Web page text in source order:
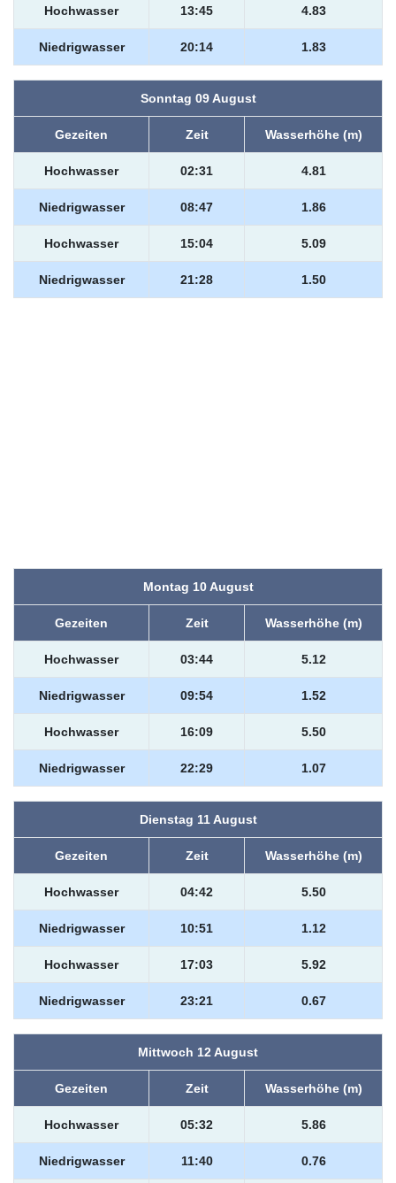
Hochwasser 13:45 4.83
Niedrigwasser 20:14 1.83
Sonntag 09 August
Gezeiten Zeit Wasserhöhe (m)
Hochwasser 02:31 4.81
Niedrigwasser 08:47 1.86
Hochwasser 15:04 5.09
Niedrigwasser 21:28 1.50
Montag 10 August
Gezeiten Zeit Wasserhöhe (m)
Hochwasser 03:44 5.12
Niedrigwasser 09:54 1.52
Hochwasser 16:09 5.50
Niedrigwasser 22:29 1.07
Dienstag 11 August
Gezeiten Zeit Wasserhöhe (m)
Hochwasser 04:42 5.50
Niedrigwasser 10:51 1.12
Hochwasser 17:03 5.92
Niedrigwasser 23:21 0.67
Mittwoch 12 August
Gezeiten Zeit Wasserhöhe (m)
Hochwasser 05:32 5.86
Niedrigwasser 11:40 0.76